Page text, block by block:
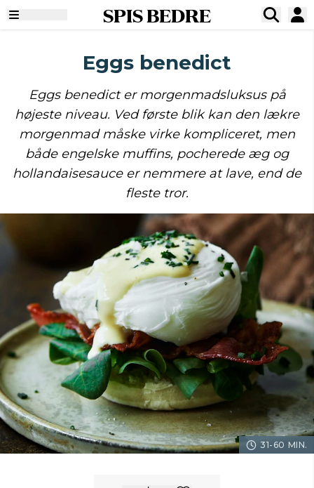
SPIS BEDRE
Eggs benedict
Eggs benedict er morgenmadsluksus på
højeste niveau. Ved første blik kan den lækre
morgenmad måske virke kompliceret, men
både engelske muffins, pocherede æg og
hollandaisesauce er nemmere at lave, end de
fleste tror.
31-60 MIN.